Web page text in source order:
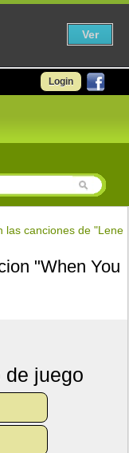
Login
las canciones de "Lene
"When You
de juego
Ver